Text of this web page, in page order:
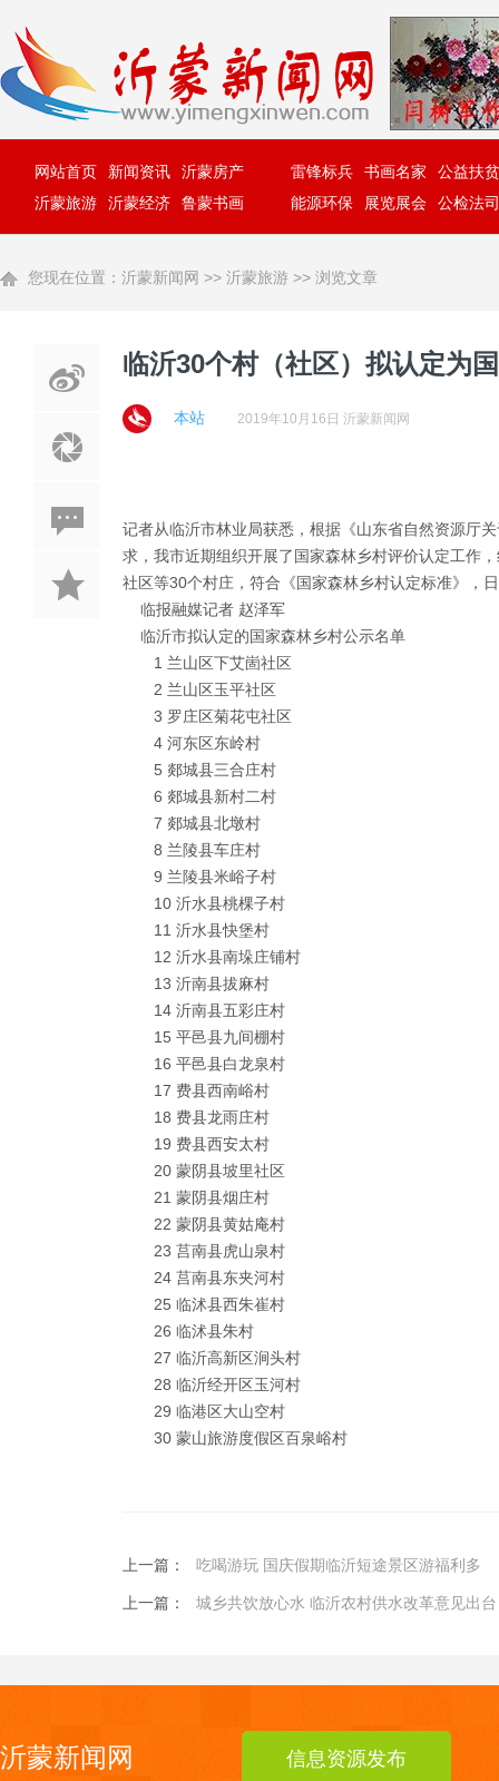
网站首页 新闻资讯
沂蒙房产
沂蒙旅游
沂蒙经济 鲁蒙书画
雷锋标兵 书画名家
公益扶贫
能源环保
展览展会 公检法司
您现在位置： 沂蒙新闻网 >> 沂蒙旅游 >> 浏览文章
临沂30个村（社区）拟认定为
本站 2019年10月16日 沂蒙新闻网
记者从临沂市林业局获悉，根据《山东省自然资源厅
求，我市近期组织开展了国家森林乡村评价认定工作
社区等30个村庄，符合《国家森林乡村认定标准》，
临报融媒记者 赵泽军
临沂市拟认定的国家森林乡村公示名单
1 兰山区下艾崮社区
2 兰山区玉平社区
3 罗庄区菊花屯社区
4 河东区东岭村
5 郯城县三合庄村
6 郯城县新村二村
7 郯城县北墩村
8 兰陵县车庄村
9 兰陵县米峪子村
10 沂水县桃棵子村
11 沂水县快堡村
12 沂水县南垛庄铺村
13 沂南县拔麻村
14 沂南县五彩庄村
15 平邑县九间棚村
16 平邑县白龙泉村
17 费县西南峪村
18 费县龙雨庄村
19 费县西安太村
20 蒙阴县坡里社区
21 蒙阴县烟庄村
22 蒙阴县黄姑庵村
23 莒南县虎山泉村
24 莒南县东夹河村
25 临沭县西朱崔村
26 临沭县朱村
27 临沂高新区涧头村
28 临沂经开区玉河村
29 临港区大山空村
30 蒙山旅游度假区百泉峪村
上一篇： 吃喝游玩 国庆假期临沂短途景区游福利多
上一篇： 城乡共饮放心水 临沂农村供水改革意见出台
沂蒙新闻网 信息资源发布